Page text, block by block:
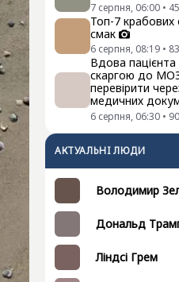
7 серпня, 06:00 •
Топ-7 крабових
смак
6 серпня, 08:19 •
Вдова пацієнта
скаргою до МОЗ
перевірити
медичних
6 серпня, 06:30 •
АКТУАЛЬНI ЛЮДИ
Володимир
Дональд
Ліндсі Грем